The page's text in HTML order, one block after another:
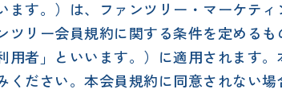
ます。）は、ファンツリー・マーケテ
ツリー会員規約に関する条件を定める
者」といいます。）に適用されます
ださい。本会員規約に同意されない